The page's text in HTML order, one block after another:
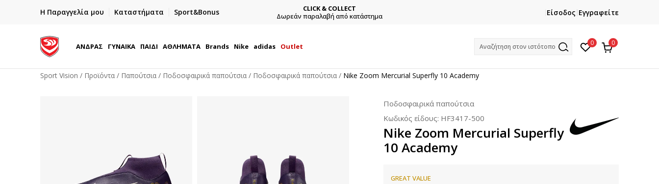
Η Παραγγελία μου Καταστήματα Sport&Bonus
ΓΡΗΓΟΡΟΤΕΡΗ ΠΑΡΑΔΟΣΗ ΜΕ BOX NOW
Παραλαβή 24/7
CLICK & COLLECT
Δωρεάν παραλαβή από κατάστημα
Και κερδίστε -10% με την πρώτη σας αγορά!
Είσοδος Εγγραφείτε
ΑΝΔΡΑΣ ΓΥΝΑΙΚΑ ΠΑΙΔΙ ΑΘΛΗΜΑΤΑ Brands Nike adidas Outlet Αναζήτηση στον ιστότοπο 0 0
Sport Vision Προϊόντα Παπούτσια Ποδοσφαιρικά παπούτσια Ποδοσφαιρικά παπούτσια Nike Zoom Mercurial Superfly 10 Academy
Ποδοσφαιρικά παπούτσια
Κωδικός είδους: HF3417-500
Nike Zoom Mercurial Superfly
10 Academy
GREAT VALUE